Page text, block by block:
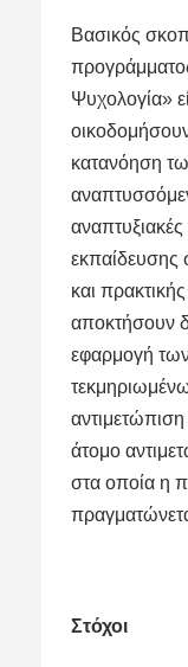
Βασικός
Ψυχολογία»
οικοδομήσουν
κατανόηση
εκπαίδευσης
και
αποκτήσουν
εφαρμογή
άτομο
στα οποία η
Στόχοι